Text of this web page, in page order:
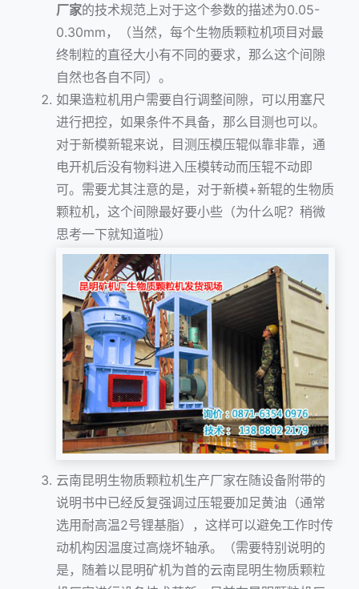
厂家的技术规范上对于这个参数的描述为0.05-
0.30mm，（当然，每个生物质颗粒机项目对最
终制粒的直径大小有不同的要求，那么这个间隙
自然也各自不同）。
如果造粒机用户需要自行调整间隙，可以用塞尺
进行把控，如果条件不具备，那么目测也可以。
对于新模新辊来说，目测压模压辊似靠非靠，通
电开机后没有物料进入压模转动而压辊不动即
可。需要尤其注意的是，对于新模+新辊的生物质
颗粒机，这个间隙最好要小些（为什么呢？稍微
思考一下就知道啦）
云南昆明生物质颗粒机生产厂家在随设备附带的
说明书中已经反复强调过压辊要加足黄油（通常
选用耐高温2号锂基脂），这样可以避免工作时传
动机构因温度过高烧坏轴承。（需要特别说明的
是，随着以昆明矿机为首的云南昆明生物质颗粒